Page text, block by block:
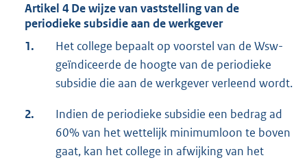
Artikel 4 De wijze van vaststelling van de
periodieke subsidie aan de werkgever
1.
Het college bepaalt op voorstel van de Wsw-
geïndiceerde de hoogte van de periodieke
subsidie die aan de werkgever verleend wordt.
2.
Indien de periodieke subsidie een bedrag ad
60% van het wettelijk minimumloon te boven
gaat, kan het college in afwijking van het